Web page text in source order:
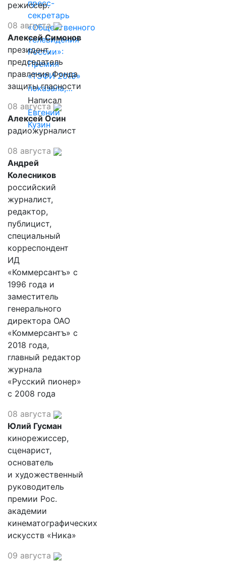
пресс-
секретарь
«Общественного
телевидения
России»:
Премия
«ТЭФИ 2019»
показала,…
Написал
Евгений
Кузин
режиссер.
08 августа
Алексей Симонов
президент,
председатель
правления Фонда
защиты гласности
08 августа
Алексей Осин
радиожурналист
08 августа
Андрей
Колесников
российский
журналист,
редактор,
публицист,
специальный
корреспондент
ИД
«Коммерсантъ» с
1996 года и
заместитель
генерального
директора ОАО
«Коммерсантъ» с
2018 года,
главный редактор
журнала
«Русский пионер»
с 2008 года
08 августа
Юлий Гусман
кинорежиссер,
сценарист,
основатель
и художественный
руководитель
премии Рос.
академии
кинематографических
искусств «Ника»
09 августа